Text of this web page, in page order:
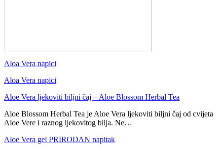
Aloa Vera napici
Aloa Vera napici
Aloe Vera ljekoviti biljni čaj – Aloe Blossom Herbal Tea
Aloe Blossom Herbal Tea je Aloe Vera ljekoviti biljni čaj od cvijeta
Aloe Vere i raznog ljekovitog bilja. Ne…
Aloe Vera gel PRIRODAN napitak